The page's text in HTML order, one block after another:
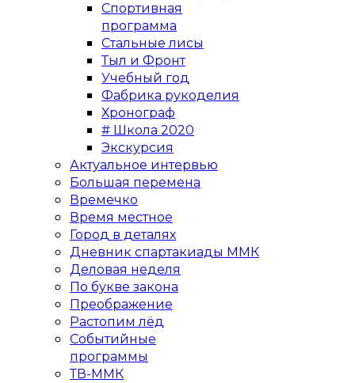
Спортивная
программа
Стальные лисы
Тыл и Фронт
Учебный год
Фабрика рукоделия
Хронограф
# Школа 2020
Экскурсия
Актуальное интервью
Большая перемена
Времечко
Время местное
Город в деталях
Дневник спартакиады ММК
Деловая неделя
По букве закона
Преображение
Растопим лёд
Событийные
программы
ТВ-ММК